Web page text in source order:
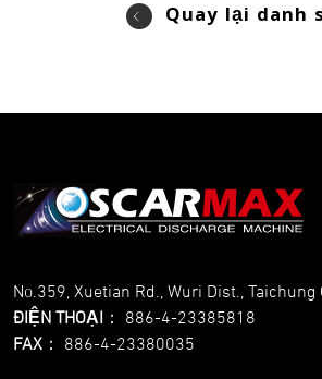
Quay lại danh
No.359, Xuetian Rd., Wuri Dist.,
ĐIỆN THOẠI ： 886-4-23385818
FAX ： 886-4-23380035